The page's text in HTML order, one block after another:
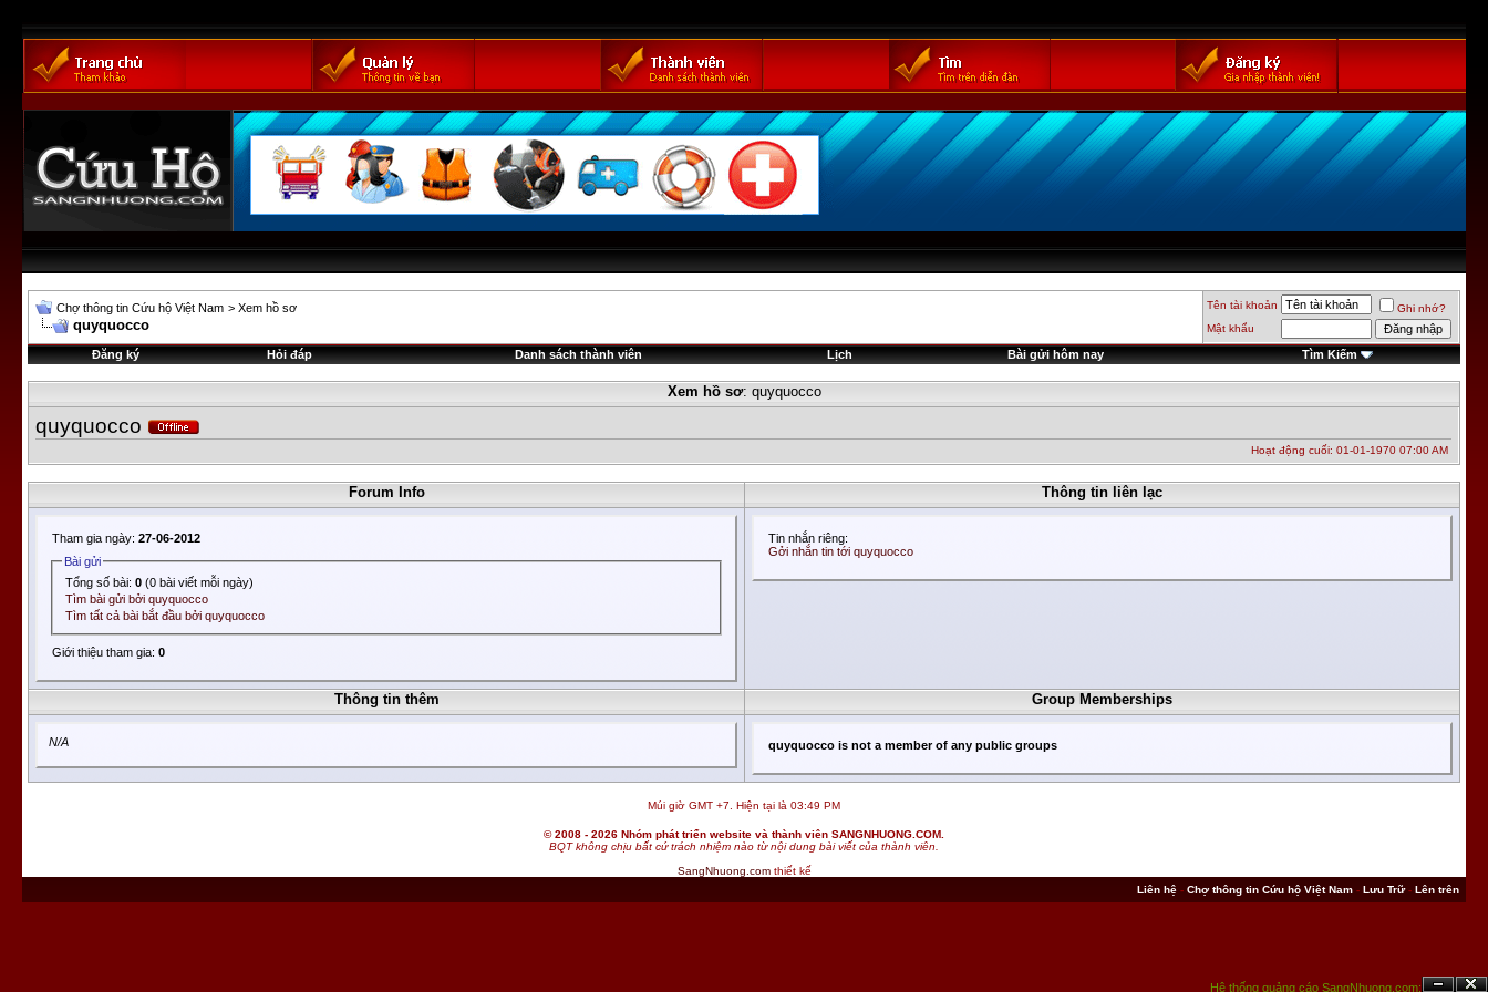
Chợ thông tin Cứu hộ Việt Nam > Xem hồ sơ
quyquocco
Tên tài khoản
Ghi nhớ?
Mật khẩu
Đăng ký Hỏi đáp Danh sách thành viên Lịch Bài gửi hôm nay Tìm Kiếm
Xem hồ sơ: quyquocco
quyquocco
Hoạt động cuối: 01-01-1970 07:00 AM
Forum Info Thông tin liên lạc
Tham gia ngày: 27-06-2012
Bài gửi
Tổng số bài:0 (0 bài viết mỗi ngày)
Tìm bài gửi bởi quyquocco
Tìm tất cả bài bắt đầu bởi quyquocco
Giới thiệu tham gia: 0
Tin nhắn riêng:
Gởi nhắn tin tới quyquocco
Thông tin thêm Group Memberships
N/A quyquocco is not a member of any public groups
Hệ thống quảng cáo SangNhuong.com;
Múi giờ GMT +7. Hiện tại là 03:49 PM
© 2008 - 2026 Nhóm phát triển website và thành viên SANGNHUONG.COM.
BQT không chịu bất cứ trách nhiệm nào từ nội dung bài viết của thành viên.
SangNhuong.comthiết kế
Liên hệ - Chợ thông tin Cứu hộ Việt Nam - Lưu Trữ- Lên trên